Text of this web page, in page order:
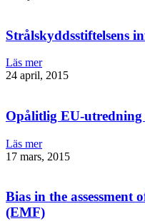
Strålskyddsstiftelsens
Läs mer
24 april, 2015
Opålitlig EU-utredning
Läs mer
17 mars, 2015
Bias in the assessment
(EMF)